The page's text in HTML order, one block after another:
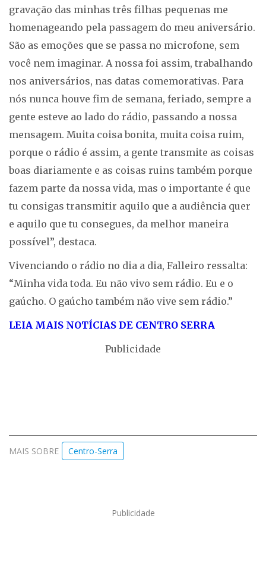
gravação das minhas três filhas pequenas me
homenageando pela passagem do meu aniversário.
São as emoções que se passa no microfone, sem
você nem imaginar. A nossa foi assim, trabalhando
nos aniversários, nas datas comemorativas. Para
nós nunca houve fim de semana, feriado, sempre a
gente esteve ao lado do rádio, passando a nossa
mensagem. Muita coisa bonita, muita coisa ruim,
porque o rádio é assim, a gente transmite as coisas
boas diariamente e as coisas ruins também porque
fazem parte da nossa vida, mas o importante é que
tu consigas transmitir aquilo que a audiência quer
e aquilo que tu consegues, da melhor maneira
possível”, destaca.
Vivenciando o rádio no dia a dia, Falleiro ressalta:
“Minha vida toda. Eu não vivo sem rádio. Eu e o
gaúcho. O gaúcho também não vive sem rádio.”
LEIA MAIS NOTÍCIAS DE CENTRO SERRA
Publicidade
MAIS SOBRE Centro-Serra
Publicidade